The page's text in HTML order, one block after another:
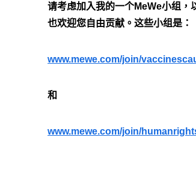
请考虑加入我的一个MeWe小组，
也欢迎您自由贡献。这些小组是：
www.mewe.com/join/
和
www.mewe.com/join/